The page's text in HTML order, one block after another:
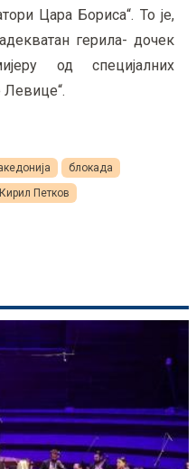
Цара Бориса“. То је,
герила- дочек
од специјалних
блокада
Петков